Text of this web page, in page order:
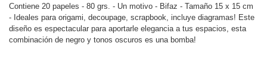
Contiene 20 papeles - 80 grs. - Un motivo - Bifaz - Tamaño 15 x 15 cm
- Ideales para origami, decoupage, scrapbook, incluye diagramas! Este
diseño es espectacular para aportarle elegancia a tus espacios, esta
combinación de negro y tonos oscuros es una bomba!